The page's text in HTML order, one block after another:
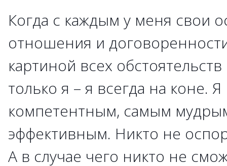
Когда с каждым у меня свои
отношения и
картиной всех
только я – я всегда на коне.
компетентным, самым
эффективным. Никто не
А в случае чего никто не